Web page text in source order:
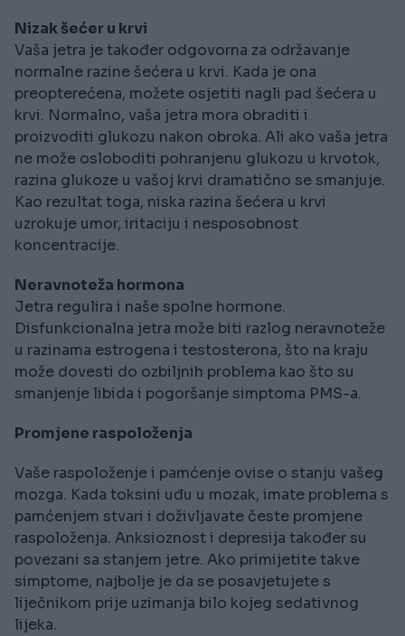
Nizak šećer u krvi
Vaša jetra je također odgovorna za održavanje
normalne razine šećera u krvi. Kada je ona
preopterećena, možete osjetiti nagli pad šećera u
krvi. Normalno, vaša jetra mora obraditi i
proizvoditi glukozu nakon obroka. Ali ako vaša jetra
ne može osloboditi pohranjenu glukozu u krvotok,
razina glukoze u vašoj krvi dramatično se smanjuje.
Kao rezultat toga, niska razina šećera u krvi
uzrokuje umor, iritaciju i nesposobnost
koncentracije.
Neravnoteža hormona
Jetra regulira i naše spolne hormone.
Disfunkcionalna jetra može biti razlog neravnoteže
u razinama estrogena i testosterona, što na kraju
može dovesti do ozbiljnih problema kao što su
smanjenje libida i pogoršanje simptoma PMS-a.
Promjene raspoloženja
Vaše raspoloženje i pamćenje ovise o stanju vašeg
mozga. Kada toksini uđu u mozak, imate problema s
pamćenjem stvari i doživljavate česte promjene
raspoloženja. Anksioznost i depresija također su
povezani sa stanjem jetre. Ako primijetite takve
simptome, najbolje je da se posavjetujete s
liječnikom prije uzimanja bilo kojeg sedativnog
lijeka.